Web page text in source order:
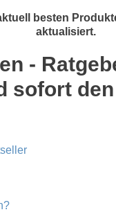
besten
aktualisiert.
-
sofort